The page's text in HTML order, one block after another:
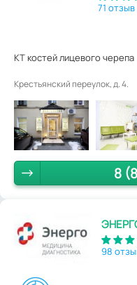
71 отзыв
КТ костей лицевого черепа
Крестьянский переулок, д. 4.
8
98